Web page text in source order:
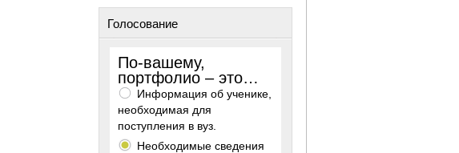
Голосование
По-вашему,
портфолио – это…
Информация об ученике,
необходимая для
поступления в вуз.
Необходимые сведения